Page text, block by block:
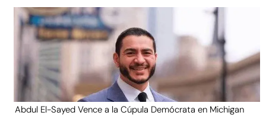
Abdul El-Sayed Vence a la Cúpula Demócrata en Michigan